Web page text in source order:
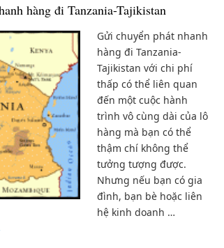
hàng đi Tanzania-Tajikistan
Gửi chuyển phát nhanh
hàng đi Tanzania-
Tajikistan với chi phí
thấp có thể liên quan
đến một cuộc hành
trình vô cùng dài của lô
hàng mà bạn có thể
thậm chí không thể
tưởng tượng được.
Nhưng nếu bạn có gia
đình, bạn bè hoặc liên
hệ kinh doanh …